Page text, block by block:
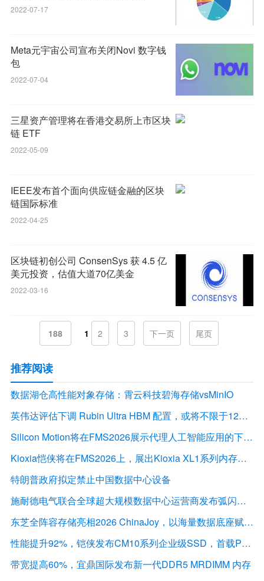
2022-07-17
Meta元宇宙公司宣布关闭Novi 数字钱
包
2022-07-04
三星资产管理将在香港交易所上市区块
链 ETF
2022-05-09
IEEE发布首个面向供应链金融的区块
链国际标准
2022-04-25
区块链初创公司 ConsenSys 获 4.5 亿
美元投资，估值大道70亿美金
2022-03-16
188 1 2 3 下一页 尾页
推荐阅读
数据湖仓高性能对象存储：霄云科技碧海存储vsMinIO
英伟达评估下调 Rubin Ultra HBM 配置，或将不限于12Hi HBM4E
Silicon Motion将在FMS2026展示代理人工智能应用的下一代存储解决方案
Kioxia恺侠将在FMS2026上，展出Kioxia XL1系列内存扩展模块
特朗普政府拟定禁止中国数据中心设备
施耐德电气联合全球超大规模数据中心运营商发布弧闪风险评估报告
东芝全阵容存储亮相2026 ChinaJoy，以海量数据底座赋能“与AI同游”新体验
性能提升92%，铠侠发布CM10系列企业级SSD，首载PCIe 6.0接口
带宽提高60%，宜鼎国际发布新一代DDR5 MRDIMM 内存